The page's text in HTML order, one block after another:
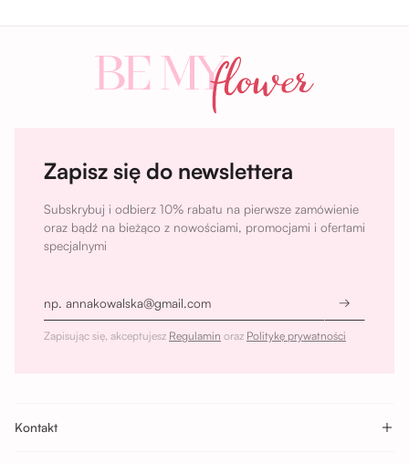
Zapisz się do newslettera
Subskrybuj i odbierz 10% rabatu na pierwsze zamówienie
oraz bądź na bieżąco z nowościami, promocjami i ofertami
specjalnymi
Zapisując się, akceptujesz Regulamin oraz Politykę prywatności
Kontakt